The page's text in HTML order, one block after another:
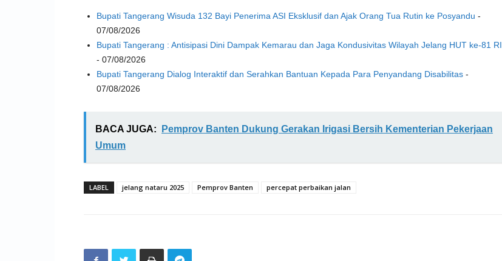
Bupati Tangerang Wisuda 132 Bayi Penerima ASI Eksklusif dan Ajak Orang Tua Rutin ke Posyandu -
07/08/2026
Bupati Tangerang : Antisipasi Dini Dampak Kemarau dan Jaga Kondusivitas Wilayah Jelang HUT ke-81 RI
- 07/08/2026
Bupati Tangerang Dialog Interaktif dan Serahkan Bantuan Kepada Para Penyandang Disabilitas -
07/08/2026
BACA JUGA:
Pemprov Banten Dukung Gerakan Irigasi Bersih Kementerian Pekerjaan
Umum
LABEL jelang nataru 2025 Pemprov Banten percepat perbaikan jalan